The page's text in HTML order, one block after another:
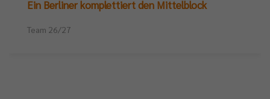
Ein Berliner komplettiert den Mittelblock
Team 26/27